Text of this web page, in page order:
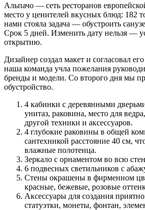
Альпачо — сеть ресторанов
место у ценителей вкусных блюд: 182
нами стояла задача — обустроить
Срок 5 дней. Изменить дату нельзя —
открытию.
Дизайнер создал макет и согласовал
наша команда учла пожелания
бренды и модели. Со второго дня мы
обустройство.
4 кабинки с деревянными
унитаз, раковина, место для
другой техники и аксессуаров.
4 глубокие раковины в общей
сантехникой расстояние 40 см,
влажные полотенца.
Зеркало с орнаментом во всю
6 подвесных светильников с
Стены окрашены в фирменном
красные, бежевые, розовые
Аксессуары для создания
статуэтки, монеты, фонтан,